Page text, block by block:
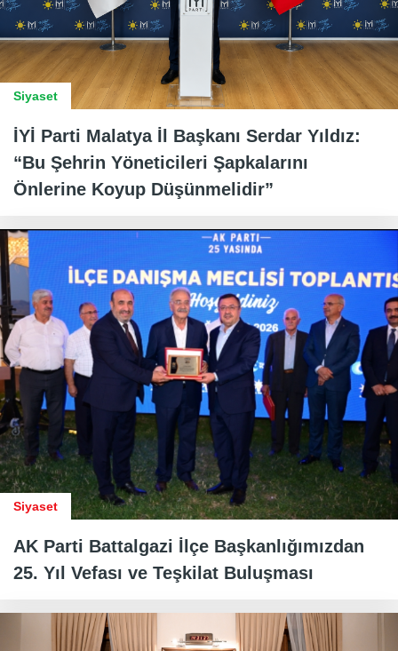
Siyaset
İYİ Parti Malatya İl Başkanı Serdar Yıldız:
“Bu Şehrin Yöneticileri Şapkalarını
Önlerine Koyup Düşünmelidir”
Siyaset
AK Parti Battalgazi İlçe Başkanlığımızdan
25. Yıl Vefası ve Teşkilat Buluşması